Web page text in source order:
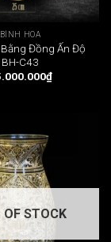
BÌNH HOA
Đồng Ấn Độ
BH-C43
₫
OF STOCK